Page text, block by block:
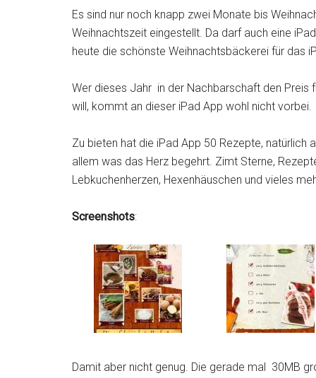
Es sind nur noch knapp zwei Monate bis
Weihnachtszeit eingestellt. Da darf auch eine
heute die schönste Weihnachtsbäckerei für das
Wer dieses Jahr in der Nachbarschaft den Preis
will, kommt an dieser iPad App wohl nicht vorbei.
Zu bieten hat die iPad App 50 Rezepte, natürlich
allem was das Herz begehrt. Zimt Sterne,
Lebkuchenherzen, Hexenhäuschen und vieles
Screenshots:
Damit aber nicht genug. Die gerade mal 30MB